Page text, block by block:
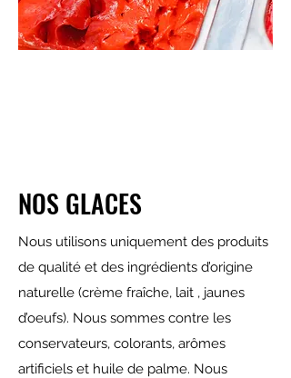
NOS GLACES
Nous utilisons uniquement des produits
de qualité et des ingrédients d’origine
naturelle (crème fraîche, lait , jaunes
d’oeufs). Nous sommes contre les
conservateurs, colorants, arômes
artificiels et huile de palme. Nous